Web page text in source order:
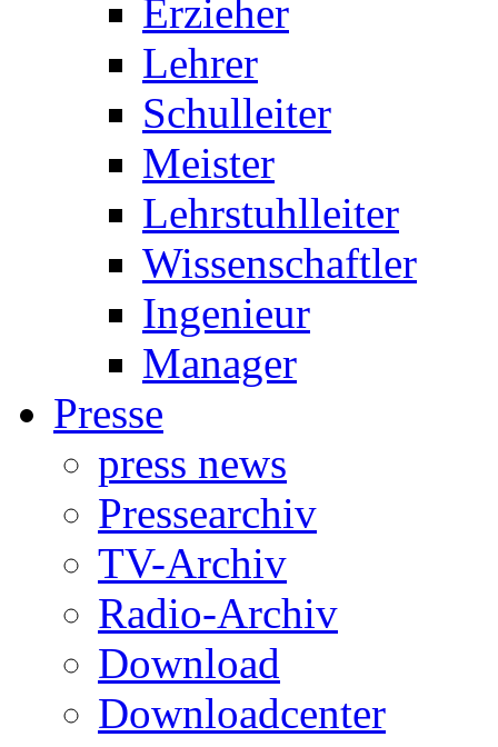
Erzieher
Lehrer
Schulleiter
Meister
Lehrstuhlleiter
Wissenschaftler
Ingenieur
Manager
Presse
press news
Pressearchiv
TV-Archiv
Radio-Archiv
Download
Downloadcenter